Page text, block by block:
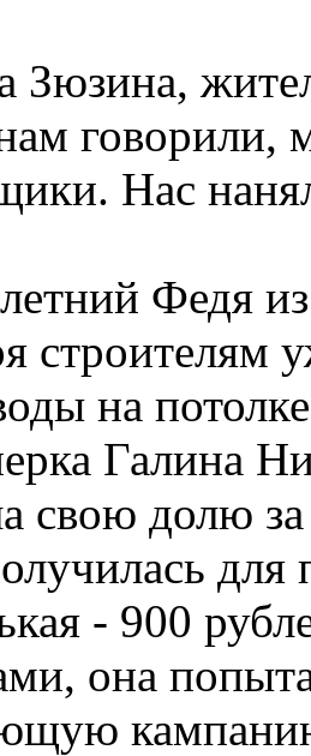
Зюзина,
Нас
Федя
строителям
на
Галина
свою долю
- 900
она